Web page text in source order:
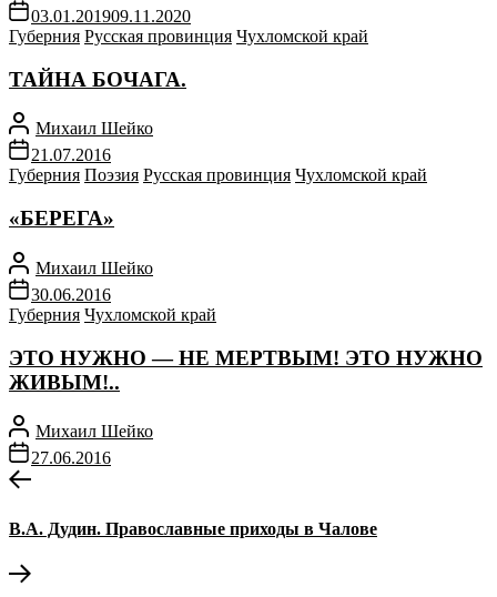
03.01.201909.11.2020
Губерния Русская провинция Чухломской край
ТАЙНА БОЧАГА.
Михаил Шейко
21.07.2016
Губерния Поэзия Русская провинция Чухломской край
«БЕРЕГА»
Михаил Шейко
30.06.2016
Губерния Чухломской край
ЭТО НУЖНО — НЕ МЕРТВЫМ! ЭТО НУЖНО
ЖИВЫМ!..
Михаил Шейко
27.06.2016
Навигация
записям
Предыдущая
В.А. Дудин. Православные приходы в Чалове
Следующая